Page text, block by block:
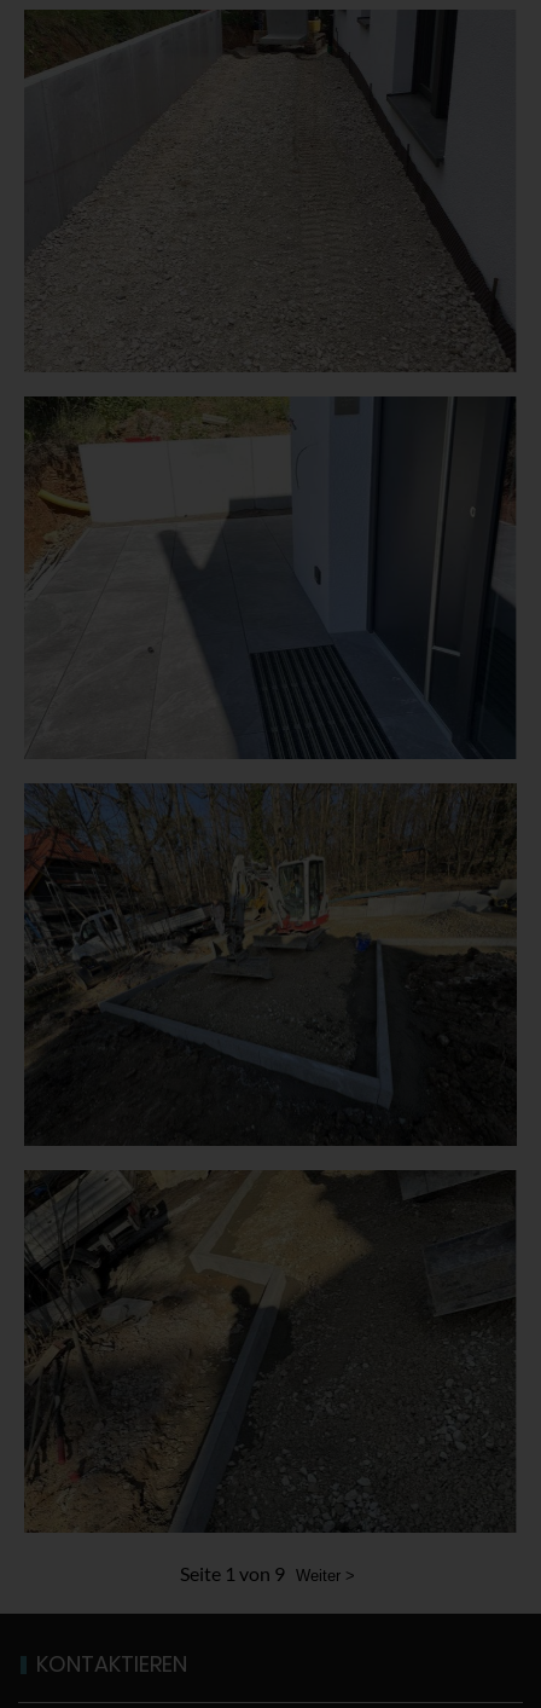
Seite 1 von 9 Weiter >
KONTAKTIEREN